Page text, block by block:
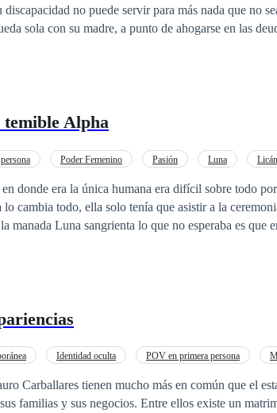
no puede servir para más nada que no sea ser
sola con su madre, a punto de ahogarse en las
del cementerio la realidad la golpea con más
está dispuesto a saldar la deuda… siempre y
perder su libertad. Arrancada de la ciudad y
tendrá que enfrentarse a un matrimonio que no
humilla por su discapacidad, y a un contrato que le
Alpha
Poder Femenino Pasión Luna
donde era la única humana era difícil sobre todo
manada Luna sangrienta lo que no esperaba es que
sobre todo la guerra y el amor harán salir su lado lobuno.
Identidad oculta POV en primera persona
Carballares tienen mucho más en común que el
familias y sus negocios. Entre ellos existe un